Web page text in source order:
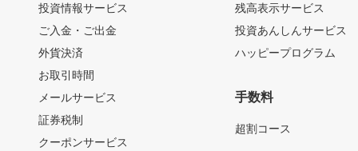
投資情報サービス
ご入金・ご出金
外貨決済
お取引時間
メールサービス
証券税制
クーポンサービス
残高表示サービス
投資あんしんサービス
ハッピープログラム
手数料
超割コース